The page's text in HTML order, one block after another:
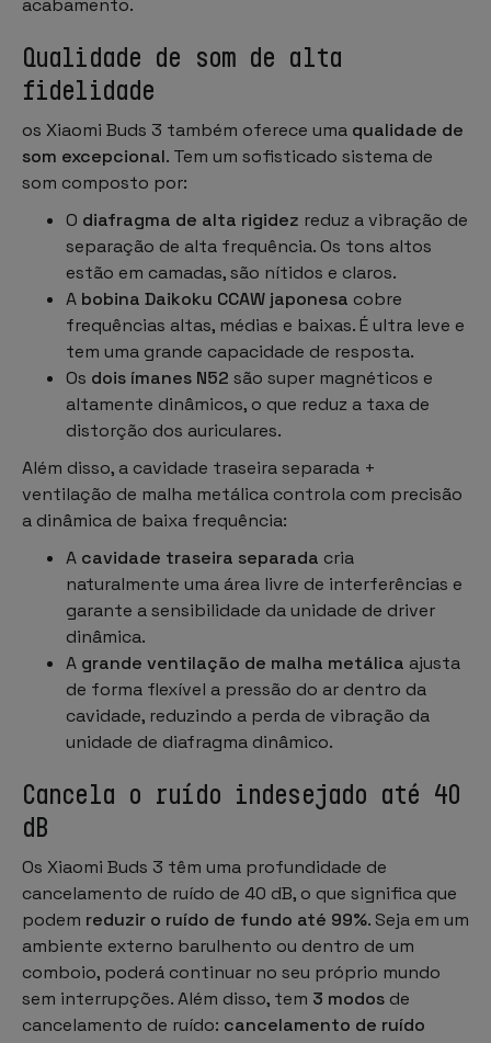
acabamento.
Qualidade de som de alta
fidelidade
os Xiaomi Buds 3 também oferece uma qualidade de
som excepcional. Tem um sofisticado sistema de
som composto por:
O diafragma de alta rigidez reduz a vibração de
separação de alta frequência. Os tons altos
estão em camadas, são nítidos e claros.
A bobina Daikoku CCAW japonesa cobre
frequências altas, médias e baixas. É ultra leve e
tem uma grande capacidade de resposta.
Os dois ímanes N52 são super magnéticos e
altamente dinâmicos, o que reduz a taxa de
distorção dos auriculares.
Além disso, a cavidade traseira separada +
ventilação de malha metálica controla com precisão
a dinâmica de baixa frequência:
A cavidade traseira separada cria
naturalmente uma área livre de interferências e
garante a sensibilidade da unidade de driver
dinâmica.
A grande ventilação de malha metálica ajusta
de forma flexível a pressão do ar dentro da
cavidade, reduzindo a perda de vibração da
unidade de diafragma dinâmico.
Cancela o ruído indesejado até 40
dB
Os Xiaomi Buds 3 têm uma profundidade de
cancelamento de ruído de 40 dB, o que significa que
podem reduzir o ruído de fundo até 99%. Seja em um
ambiente externo barulhento ou dentro de um
comboio, poderá continuar no seu próprio mundo
sem interrupções. Além disso, tem 3 modos de
cancelamento de ruído: cancelamento de ruído